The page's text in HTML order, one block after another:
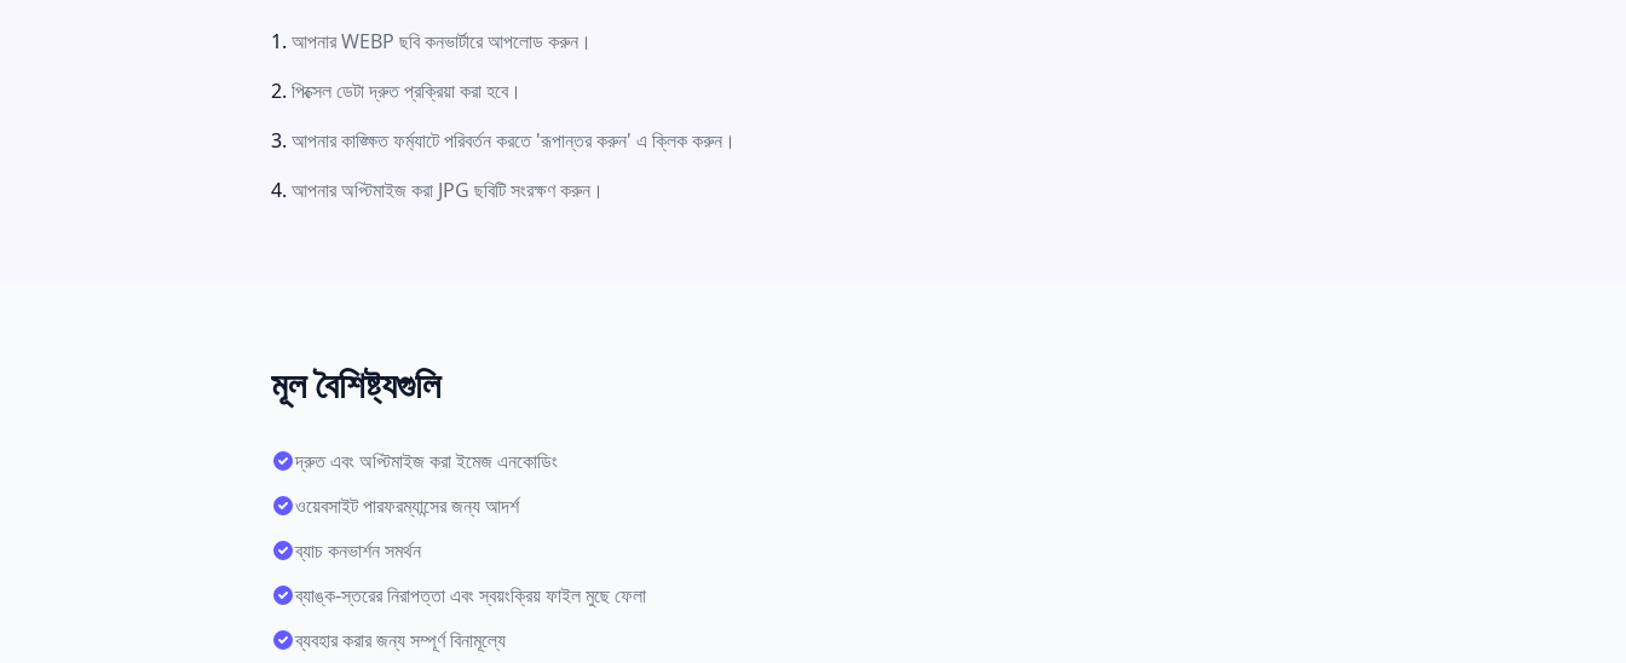
আপনার WEBP ছবি কনভার্টারে আপলোড করুন।
পিক্সেল ডেটা দ্রুত প্রক্রিয়া করা হবে।
আপনার কাঙ্ক্ষিত ফর্ম্যাটে পরিবর্তন করতে 'রূপান্তর করুন' এ ক্লিক করুন।
আপনার অপ্টিমাইজ করা JPG ছবিটি সংরক্ষণ করুন।
মূল বৈশিষ্ট্যগুলি
দ্রুত এবং অপ্টিমাইজ করা ইমেজ এনকোডিং
ওয়েবসাইট পারফরম্যান্সের জন্য আদর্শ
ব্যাচ কনভার্শন সমর্থন
ব্যাঙ্ক-স্তরের নিরাপত্তা এবং স্বয়ংক্রিয় ফাইল মুছে ফেলা
ব্যবহার করার জন্য সম্পূর্ণ বিনামূল্যে